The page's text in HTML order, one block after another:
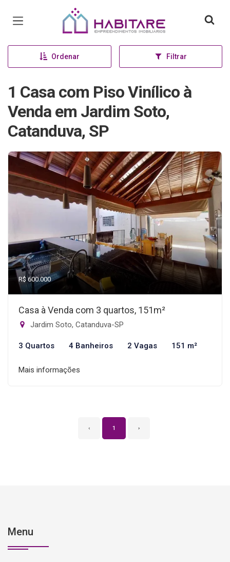
Página inicial
Ordenar Filtrar
1 Casa com Piso Vinílico à
Venda em Jardim Soto,
Catanduva, SP
R$ 600.000
Casa à Venda com 3 quartos, 151m²
Jardim Soto, Catanduva-SP
3 Quartos 4 Banheiros 2 Vagas 151 m²
Mais informações
‹ 1 ›
Menu